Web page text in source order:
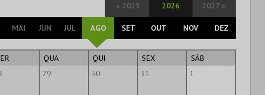
« 2025 2026 2027 »
MAI JUN JUL AGO SET OUT NOV DEZ
QUA QUI SEX
SÁB
29 30 31 1